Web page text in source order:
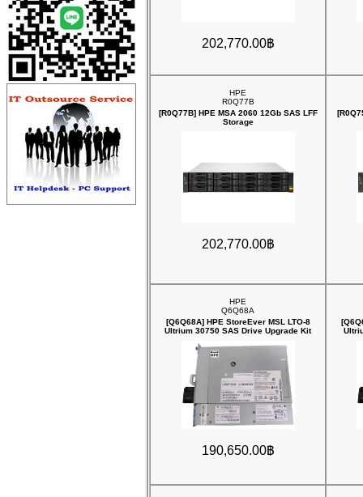
202,770.00฿
HPE
R0Q77B
[R0Q77B] HPE MSA 2060 12Gb SAS LFF
Storage
202,770.00฿
HPE
Q6Q68A
[Q6Q68A] HPE StoreEver MSL LTO‑8
Ultrium 30750 SAS Drive Upgrade Kit
190,650.00฿